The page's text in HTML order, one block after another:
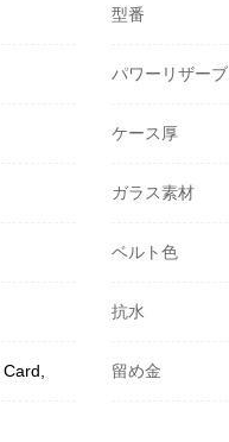
型番
パワーリザーブ
ケース厚
ガラス素材
ベルト色
抗水
留め金